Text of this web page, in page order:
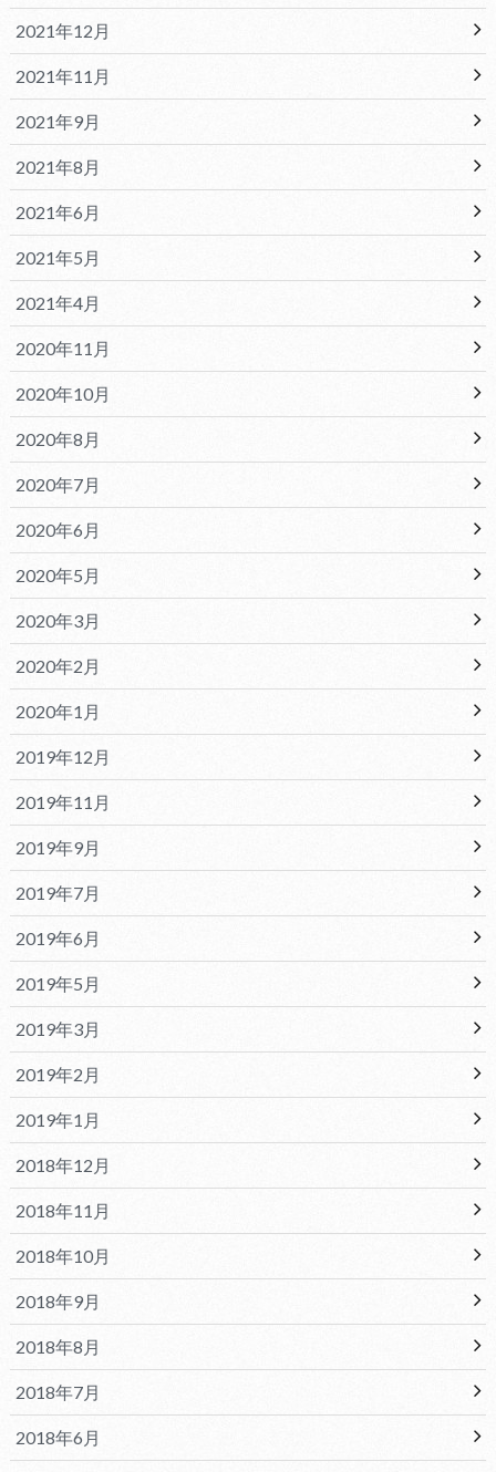
2021年12月
2021年11月
2021年9月
2021年8月
2021年6月
2021年5月
2021年4月
2020年11月
2020年10月
2020年8月
2020年7月
2020年6月
2020年5月
2020年3月
2020年2月
2020年1月
2019年12月
2019年11月
2019年9月
2019年7月
2019年6月
2019年5月
2019年3月
2019年2月
2019年1月
2018年12月
2018年11月
2018年10月
2018年9月
2018年8月
2018年7月
2018年6月